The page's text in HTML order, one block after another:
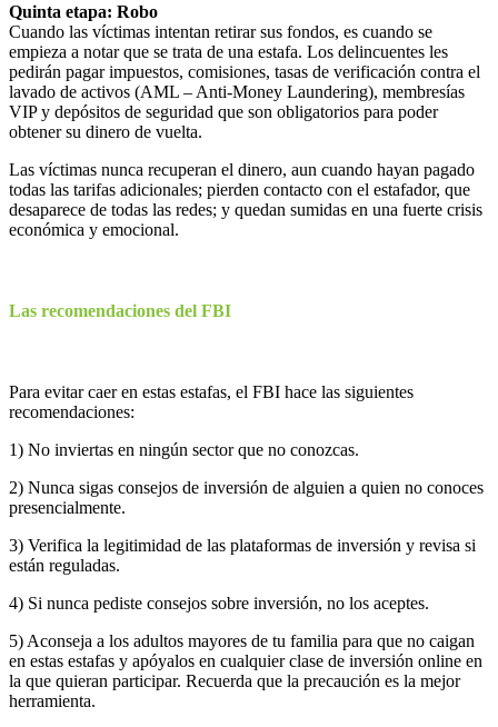
Quinta etapa: Robo
Cuando las víctimas intentan retirar sus fondos, es cuando se
empieza a notar que se trata de una estafa. Los delincuentes les
pedirán pagar impuestos, comisiones, tasas de verificación contra el
lavado de activos (AML – Anti-Money Laundering), membresías
VIP y depósitos de seguridad que son obligatorios para poder
obtener su dinero de vuelta.
Las víctimas nunca recuperan el dinero, aun cuando hayan pagado
todas las tarifas adicionales; pierden contacto con el estafador, que
desaparece de todas las redes; y quedan sumidas en una fuerte crisis
económica y emocional.
Las recomendaciones del FBI
Para evitar caer en estas estafas, el FBI hace las siguientes
recomendaciones:
1) No inviertas en ningún sector que no conozcas.
2) Nunca sigas consejos de inversión de alguien a quien no conoces
presencialmente.
3) Verifica la legitimidad de las plataformas de inversión y revisa si
están reguladas.
4) Si nunca pediste consejos sobre inversión, no los aceptes.
5) Aconseja a los adultos mayores de tu familia para que no caigan
en estas estafas y apóyalos en cualquier clase de inversión online en
la que quieran participar. Recuerda que la precaución es la mejor
herramienta.